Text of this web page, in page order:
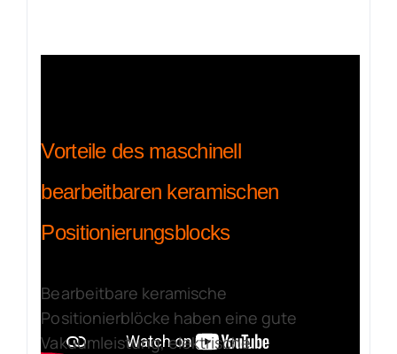
Vorteile des maschinell
bearbeitbaren keramischen
Positionierungsblocks
Bearbeitbare keramische
Positionierblöcke haben eine gute
Vakuumleistung, elektrische